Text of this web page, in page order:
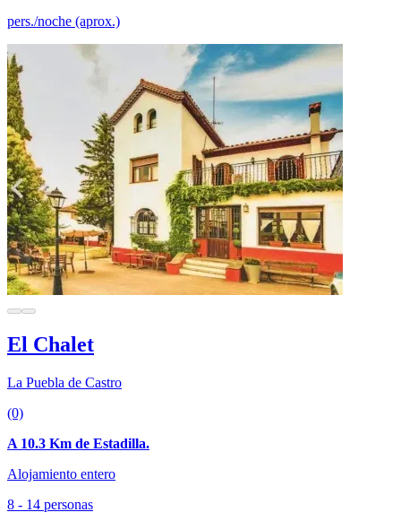
pers./noche (aprox.)
El Chalet
La Puebla de Castro
(0)
A 10.3 Km de Estadilla.
Alojamiento entero
8 - 14 personas